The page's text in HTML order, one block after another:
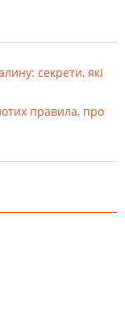
секрети, які
правила, про